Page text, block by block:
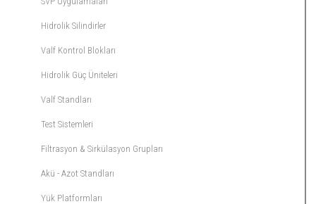
Hidrolik Silindirler
Valf Kontrol Blokları
Hidrolik Güç Üniteleri
Valf Standları
Test Sistemleri
Filtrasyon & Sirkülasyon Grupları
Akü - Azot Standları
Yük Platformları